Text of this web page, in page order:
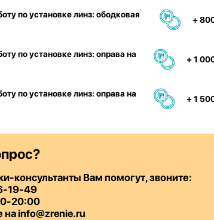
по установке линз: ободковая
+
по установке линз: оправа на
+ 1
по установке линз: оправа на
+ 1
консультанты Вам помогут, звоните:
19-49
20:00
на info@zrenie.ru